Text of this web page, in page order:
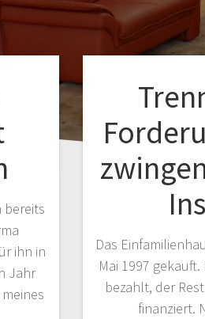
bereits
ihn in
Jahr
Das
Mai 1997
bezahlt, der
finanziert.